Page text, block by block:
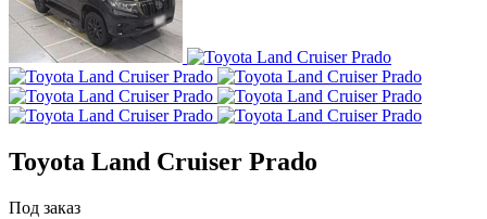
Toyota Land Cruiser Prado
Под заказ